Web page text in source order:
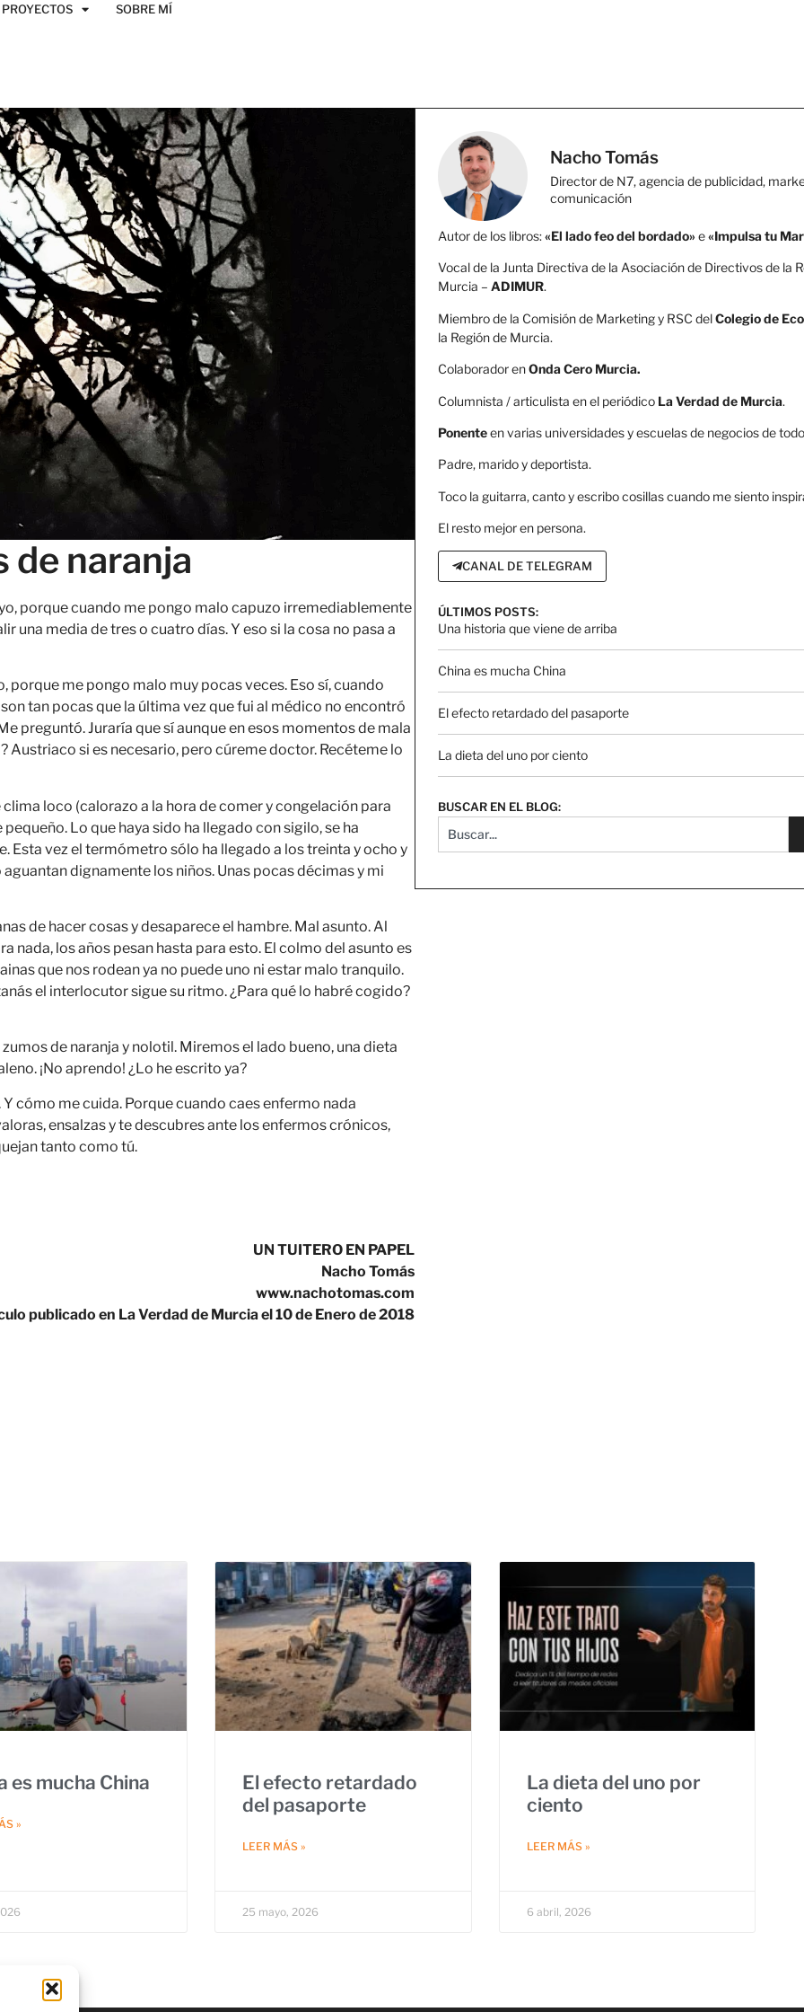
PROYECTOS SOBRE MÍ
de naranja
porque cuando me pongo malo capuzo irremediablemente
una media de tres o cuatro días. Y eso si la cosa no pasa a
porque me pongo malo muy pocas veces. Eso sí, cuando
tan pocas que la última vez que fui al médico no encontró
preguntó. Juraría que sí aunque en esos momentos de mala
Austriaco si es necesario, pero cúreme doctor. Recéteme lo
loco (calorazo a la hora de comer y congelación para
Lo que haya sido ha llegado con sigilo, se ha
Esta vez el termómetro sólo ha llegado a los treinta y ocho y
dignamente los niños. Unas pocas décimas y mi
de hacer cosas y desaparece el hambre. Mal asunto. Al
nada, los años pesan hasta para esto. El colmo del asunto es
que nos rodean ya no puede uno ni estar malo tranquilo.
el interlocutor sigue su ritmo. ¿Para qué lo habré cogido?
de naranja y nolotil. Miremos el lado bueno, una dieta
¡No aprendo! ¿Lo he escrito ya?
cómo me cuida. Porque cuando caes enfermo nada
ensalzas y te descubres ante los enfermos crónicos,
tanto como tú.
UN TUITERO EN PAPEL
Nacho Tomás
www.nachotomas.com
publicado en La Verdad de Murcia el 10 de Enero de 2018
Nacho Tomás
Director de N7, agencia de publicidad,
comunicación
Autor de los libros:«El lado feo del bordado» e«Impulsa tu
Vocal de la Junta Directiva de la Asociación de Directivos de la
Murcia – ADIMUR.
Miembro de la Comisión de Marketing y RSC delColegio de
la Región de Murcia.
Colaborador enOnda Cero Murcia.
Columnista / articulista en el periódico La Verdad de Murcia.
Ponenteen varias universidades y escuelas de negocios de
Padre, marido y deportista.
Toco la guitarra, canto y escribo cosillas cuando me siento
El resto mejor en persona.
CANAL DE TELEGRAM
ÚLTIMOS POSTS:
Una historia que viene de arriba
China es mucha China
El efecto retardado del pasaporte
La dieta del uno por ciento
BUSCAR EN EL BLOG:
es mucha China
»
El efecto retardado
del pasaporte
LEER MÁS »
25 mayo, 2026
La dieta del uno por
ciento
LEER MÁS »
6 abril, 2026